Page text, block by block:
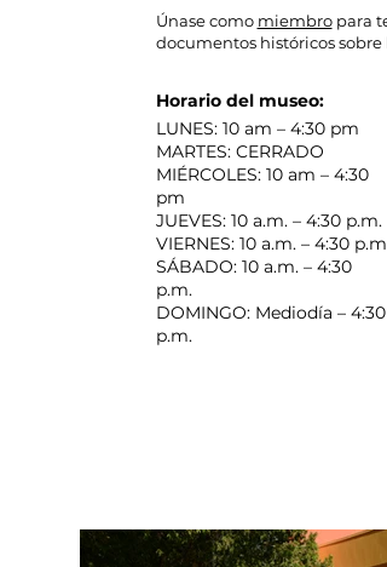
Únase como miembropara
documentos históricos sobre
Horario del museo:
LUNES: 10 am – 4:30 pm
MARTES: CERRADO
MIÉRCOLES: 10 am – 4:30
pm
JUEVES: 10 a.m. – 4:30 p.m.
VIERNES: 10 a.m. – 4:30
SÁBADO: 10 a.m. – 4:30
p.m.
DOMINGO: Mediodía – 4:30
p.m.